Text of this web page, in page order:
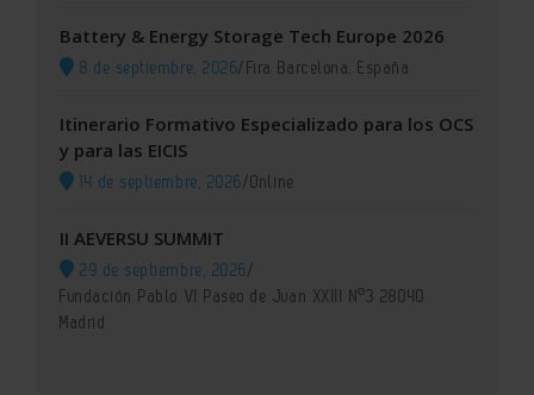
Battery & Energy Storage Tech Europe 2026
8 de septiembre, 2026/Fira Barcelona, España
Itinerario Formativo Especializado para los OCS
y para las EICIS
14 de septiembre, 2026/Online
II AEVERSU SUMMIT
29 de septiembre, 2026/
Fundación Pablo VI Paseo de Juan XXIII Nº3 28040
Madrid